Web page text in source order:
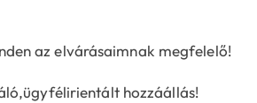
az elvárásaimnak megfelelő!
hozzáállás!